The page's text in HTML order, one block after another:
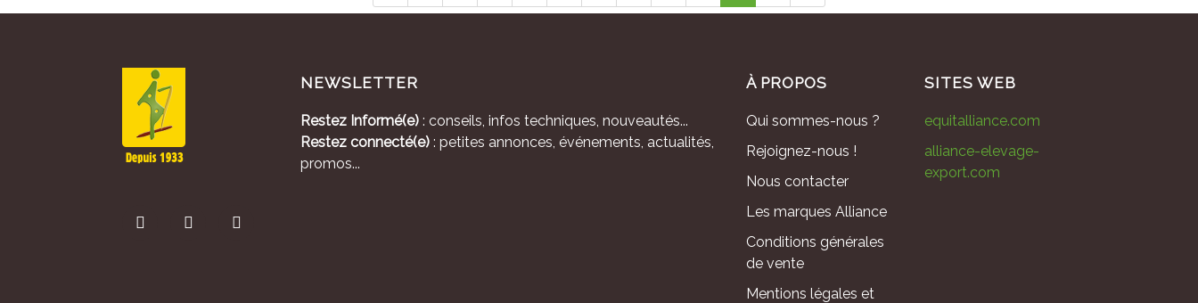
À PROPOS
Qui sommes-nous ?
Rejoignez-nous !
Nous contacter
Les marques Alliance
Conditions générales
de vente
Mentions légales et
SITES WEB
equitalliance.com
alliance-elevage-
export.com
NEWSLETTER
Restez Informé(e) : conseils, infos techniques, nouveautés...
Restez connecté(e) : petites annonces, événements, actualités,
promos...